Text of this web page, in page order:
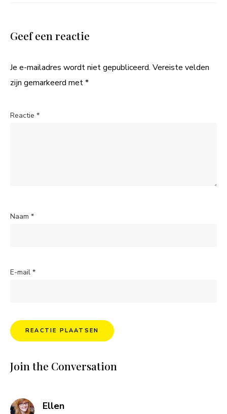
Geef een reactie
Je e-mailadres wordt niet gepubliceerd. Vereiste velden
zijn gemarkeerd met*
Reactie *
Naam *
E-mail *
Join the Conversation
Ellensays: